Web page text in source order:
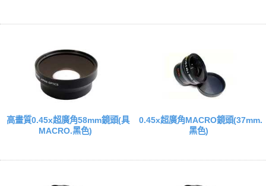
高畫質0.45x超廣角58mm鏡頭(具
MACRO.黑色)
0.45x超廣角MACRO鏡頭(37mm.
黑色)